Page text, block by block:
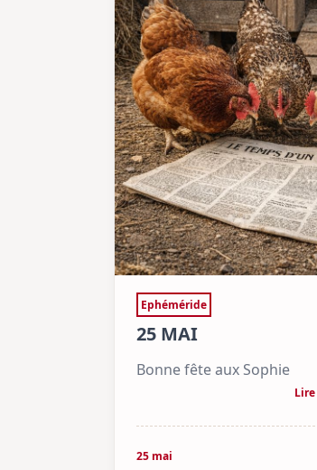
Ephéméride
25 MAI
Bonne fête aux Sophie
25 mai